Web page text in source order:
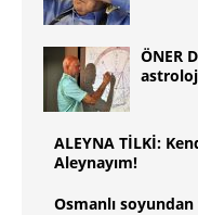
ÖNER
ALEYNA TİLKİ:
Aleynayım!
Osmanlı